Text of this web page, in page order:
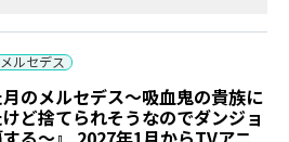
ルセデス
月のメルセデス～吸血鬼の貴族に
ど捨てられそうなのでダンジョ